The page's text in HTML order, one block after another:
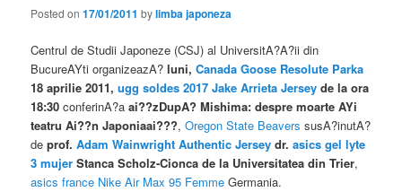
Posted on17/01/2011 bylimba japoneza
Centrul de Studii Japoneze (CSJ) al UniversitA?A?ii din
BucureAYti organizeazA?luni,Canada Goose Resolute Parka
18 aprilie 2011,ugg soldes 2017 Jake Arrieta Jersey de la ora
18:30conferinA?aai??zDupA? Mishima: despre moarte AYi
teatru Ai??n Japoniaai???,Oregon State Beavers susA?inutA?
deprof.Adam Wainwright Authentic Jersey dr.asics gel lyte
3 mujer Stanca Scholz-Cionca de la Universitatea din Trier,
asics france Nike Air Max 95 Femme Germania.